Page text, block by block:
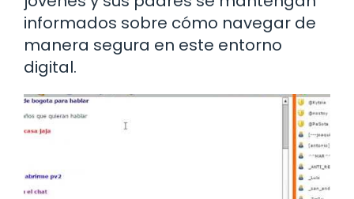
informados sobre cómo navegar de
manera segura en este entorno
digital.